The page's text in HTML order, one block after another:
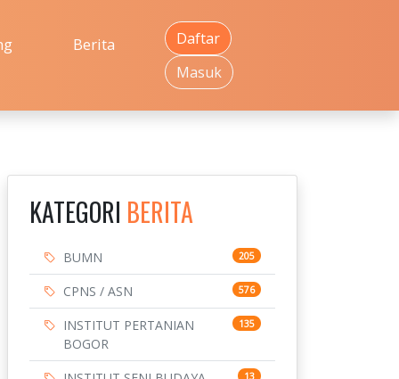
Berita
Daftar
Masuk
KATEGORI BERITA
BUMN 205
CPNS / ASN 576
INSTITUT PERTANIAN
BOGOR
135
13